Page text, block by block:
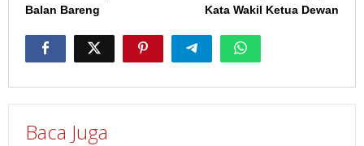
Balan Bareng
Kata Wakil Ketua Dewan
Baca Juga